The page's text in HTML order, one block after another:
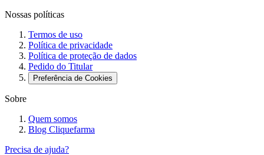
Nossas políticas
Termos de uso
Política de privacidade
Política de proteção de dados
Pedido do Titular
Preferência de Cookies
Sobre
Quem somos
Blog Cliquefarma
Precisa de ajuda?